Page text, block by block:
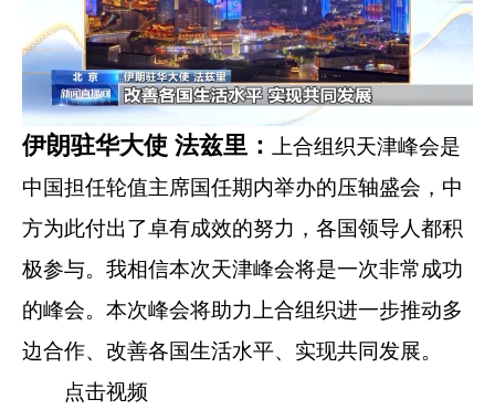
伊朗驻华大使 法兹里：
上合组织天津峰会是
中国担任轮值主席国任期内举办的压轴盛会，中
方为此付出了卓有成效的努力，各国领导人都积
极参与。我相信本次天津峰会将是一次非常成功
的峰会。本次峰会将助力上合组织进一步推动多
边合作、改善各国生活水平、实现共同发展。
点击视频